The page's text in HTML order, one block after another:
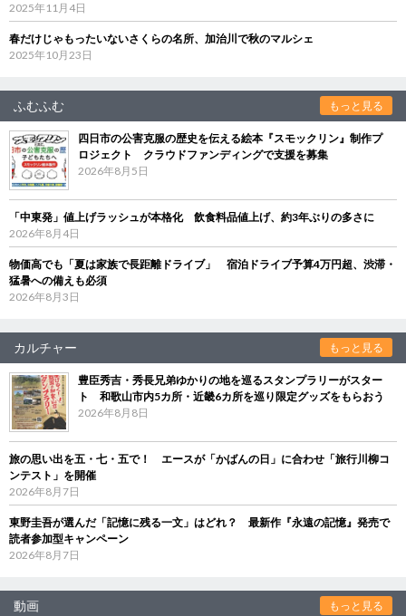
2025年11月4日
春だけじゃもったいないさくらの名所、加治川で秋のマルシェ
2025年10月23日
ふむふむ もっと見る
四日市の公害克服の歴史を伝える絵本『スモックリン』制作プ
ロジェクト クラウドファンディングで支援を募集
2026年8月5日
「中東発」値上げラッシュが本格化 飲食料品値上げ、約3年ぶりの多さに
2026年8月4日
物価高でも「夏は家族で長距離ドライブ」 宿泊ドライブ予算4万円超、渋滞・
猛暑への備えも必須
2026年8月3日
カルチャー もっと見る
豊臣秀吉・秀長兄弟ゆかりの地を巡るスタンプラリーがスター
ト 和歌山市内5カ所・近畿6カ所を巡り限定グッズをもらおう
2026年8月8日
旅の思い出を五・七・五で！ エースが「かばんの日」に合わせ「旅行川柳コ
ンテスト」を開催
2026年8月7日
東野圭吾が選んだ「記憶に残る一文」はどれ？ 最新作『永遠の記憶』発売で
読者参加型キャンペーン
2026年8月7日
動画 もっと見る